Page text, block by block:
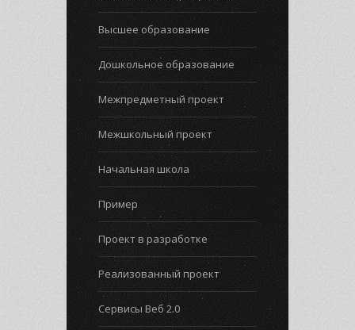
Высшее образование
Дошкольное образование
Межпредметный проект
Межшкольный проект
Начальная школа
Пример
Проект в разработке
Реализованный проект
Сервисы Веб 2.0